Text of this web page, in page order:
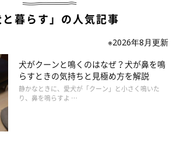
ごす犬も多いでしょう。すると、体の冷え
の激しい差、運動不足によって免疫力は低
入すると、さらに体はダメージを受けてし
と暮らす」の人気記事
※2026年8月更新
犬がクーンと鳴くのはなぜ？犬が鼻を鳴
らすときの気持ちと見極め方を解説
静かなときに、愛犬が「クーン」と小さく鳴いた
り、鼻を鳴らすよ …